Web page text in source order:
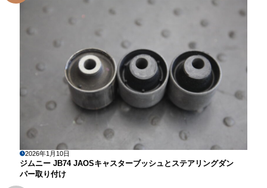
2026年1月10日
ジムニー JB74 JAOSキャスターブッシュとステアリングダン
パー取り付け